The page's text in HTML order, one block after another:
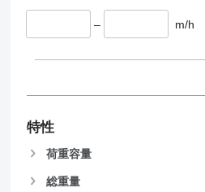
– m/h
特性
荷重容量
総重量